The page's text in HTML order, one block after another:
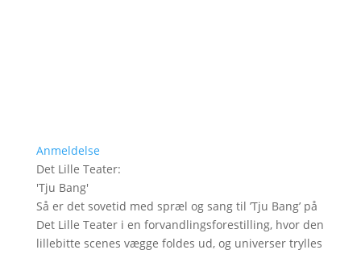
Anmeldelse
Det Lille Teater:
'Tju Bang'
Så er det sovetid med spræl og sang til ’Tju Bang’ på
Det Lille Teater i en forvandlingsforestilling, hvor den
lillebitte scenes vægge foldes ud, og universer trylles